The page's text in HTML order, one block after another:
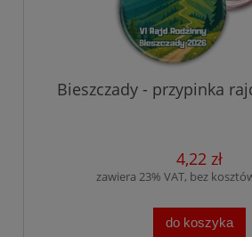
Bieszczady - przypinka
4,22 zł
zawiera 23% VAT, bez
do koszyka